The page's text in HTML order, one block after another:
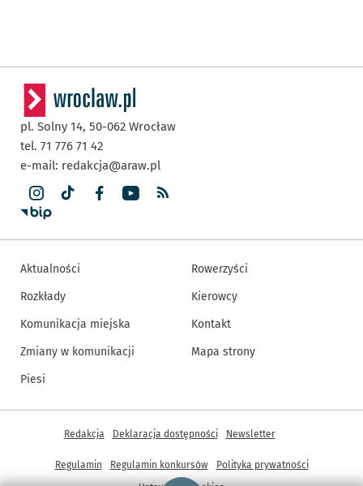
pl. Solny 14, 50-062 Wrocław
tel. 71 776 71 42
e-mail: redakcja@araw.pl
Aktualności
Rozkłady
Komunikacja miejska
Zmiany w komunikacji
Piesi
Rowerzyści
Kierowcy
Kontakt
Mapa strony
Inne informacje
Redakcja Deklaracja dostępności Newsletter
Regulamin Regulamin konkursów
Polityka prywatności